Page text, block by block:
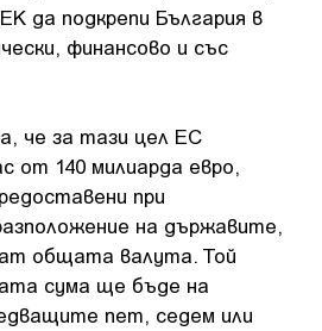
да подкрепи България в
финансово и със
че за тази цел ЕС
от 140 милиарда евро,
при
на държавите,
общата валута. Той
сума ще бъде на
пет, седем или